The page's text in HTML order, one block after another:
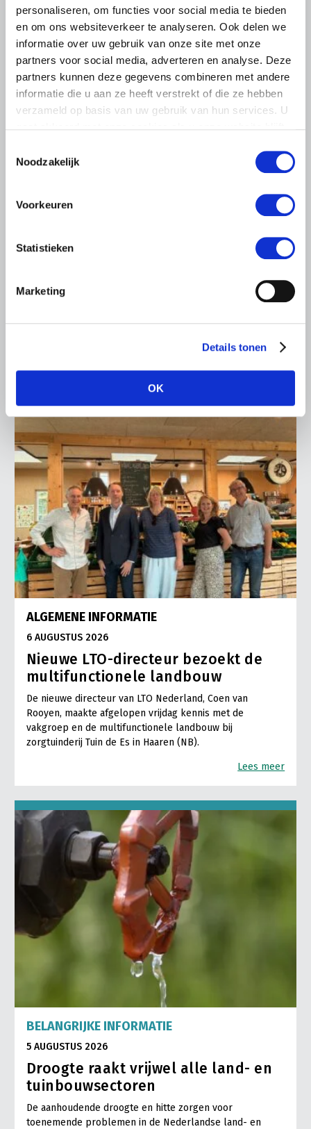
personaliseren, om functies voor social media te bieden
en om ons websiteverkeer te analyseren. Ook delen we
informatie over uw gebruik van onze site met onze
partners voor social media, adverteren en analyse. Deze
partners kunnen deze gegevens combineren met andere
informatie die u aan ze heeft verstrekt of die ze hebben
verzameld op basis van uw gebruik van hun services. U
Noodzakelijk
Voorkeuren
Statistieken
Marketing
Details tonen
OK
6 AUGUSTUS 2026
bezoekt melkveehouderij in
LTO Nederland ontving gisteren Tweede Kamerlid
ALGEMENE INFORMATIE
6 AUGUSTUS 2026
Nieuwe LTO-directeur bezoekt de
multifunctionele landbouw
De nieuwe directeur van LTO Nederland, Coen van
Rooyen, maakte afgelopen vrijdag kennis met de
vakgroep en de multifunctionele landbouw bij
zorgtuinderij Tuin de Es in Haaren (NB).
Lees meer
BELANGRIJKE INFORMATIE
5 AUGUSTUS 2026
Droogte raakt vrijwel alle land- en
tuinbouwsectoren
De aanhoudende droogte en hitte zorgen voor
toenemende problemen in de Nederlandse land- en